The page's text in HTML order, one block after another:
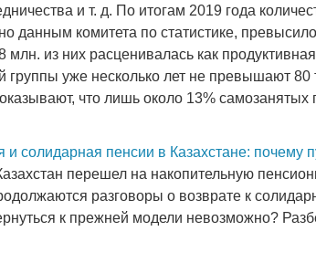
и т. д. По итогам 2019 года
данным комитета по статистике,
млн. из них расценивалась как
группы уже несколько лет не превышают 80
что лишь около 13% самозанятых
и солидарная пенсии в Казахстане: почему
перешел на накопительную
разговоры о возврате к
к прежней модели невозможно?